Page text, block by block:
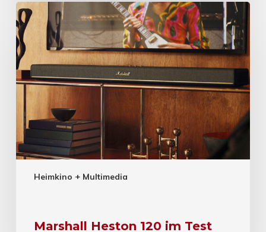
Heimkino + Multimedia
Marshall Heston 120 im Test